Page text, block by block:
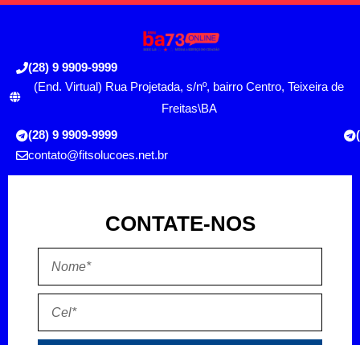
(28) 9 9909-9999
(End. Virtual) Rua Projetada, s/nº, bairro Centro, Teixeira de
Freitas\BA
(28) 9 9909-9999
contato@fitsolucoes.net.br
CONTATE-NOS